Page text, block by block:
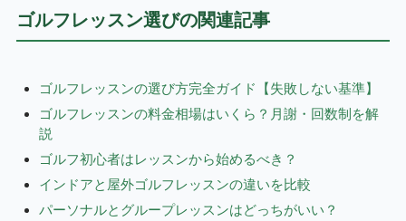
ゴルフレッスン選びの関連記事
ゴルフレッスンの選び方完全ガイド【失敗しない基準】
ゴルフレッスンの料金相場はいくら？月謝・回数制を解
説
ゴルフ初心者はレッスンから始めるべき？
インドアと屋外ゴルフレッスンの違いを比較
パーソナルとグループレッスンはどっちがいい？